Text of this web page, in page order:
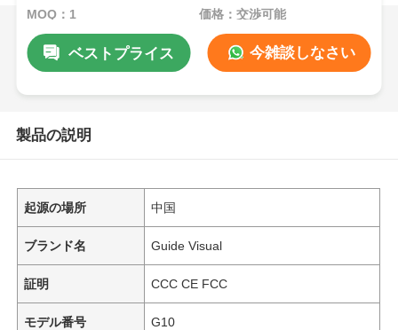
MOQ：1 価格：交渉可能
ベストプライス 今雑談しなさい
製品の説明
起源の場所 中国
ブランド名 Guide Visual
証明 CCC CE FCC
モデル番号 G10